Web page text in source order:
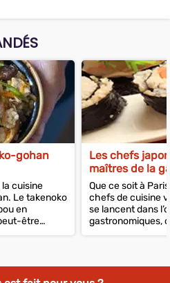
gohan
cuisine
Le takenoko
en
être
Les chefs
maîtres de la
Que ce soit à
chefs de cuisine
se lancent dans
gastronomiques,
gamme. Et leur...